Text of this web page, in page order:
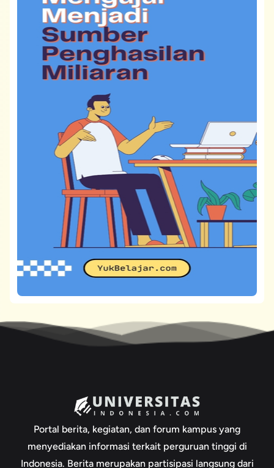
Portal berita, kegiatan, dan forum kampus yang
menyediakan informasi terkait perguruan tinggi di
Indonesia. Berita merupakan partisipasi langsung dari